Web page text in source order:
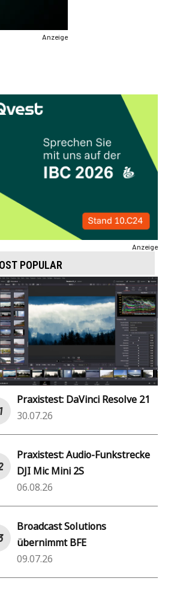
Anzeige
Anzeige
POPULAR
Praxistest: DaVinci Resolve 21
30.07.26
Praxistest: Audio-Funkstrecke
DJI Mic Mini 2S
06.08.26
Broadcast Solutions
übernimmt BFE
09.07.26